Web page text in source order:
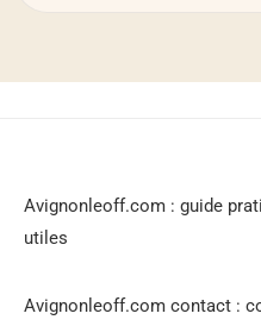
Avignonleoff.com : guide
utiles
Avignonleoff.com contact :